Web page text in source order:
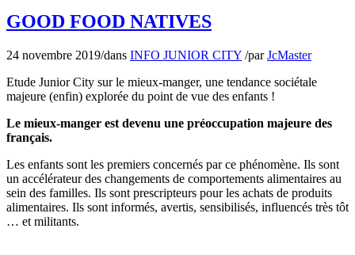
GOOD FOOD NATIVES
24 novembre 2019/dans INFO JUNIOR CITY /parJcMaster
Etude Junior City sur le mieux-manger, une tendance sociétale
majeure (enfin) explorée du point de vue des enfants !
Le mieux-manger est devenu une préoccupation majeure des
français.
Les enfants sont les premiers concernés par ce phénomène. Ils sont
un accélérateur des changements de comportements alimentaires au
sein des familles. Ils sont prescripteurs pour les achats de produits
alimentaires. Ils sont informés, avertis, sensibilisés, influencés très tôt
… et militants.